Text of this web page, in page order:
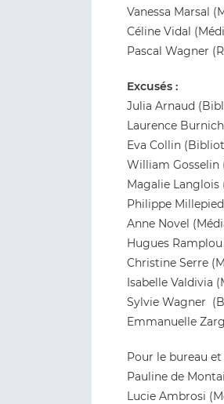
Vanessa Marsal
Céline Vidal
Pascal Wagner
Excusés :
Julia Arnaud
Laurence
Eva Collin
William Gosselin
Magalie
Philippe
Anne Novel
Hugues
Christine Serre
Isabelle Valdivia
Sylvie Wagner
Emmanuelle
Pour le bureau et
Pauline de
Lucie Ambrosi